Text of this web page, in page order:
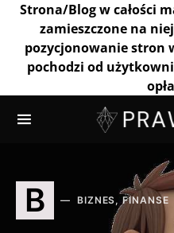
Strona/Blog w całości
zamieszczone na
pozycjonowanie stron
pochodzi od
B BIZNES, FINANSE